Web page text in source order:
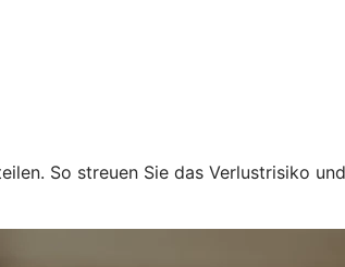
So streuen Sie das Verlustrisiko